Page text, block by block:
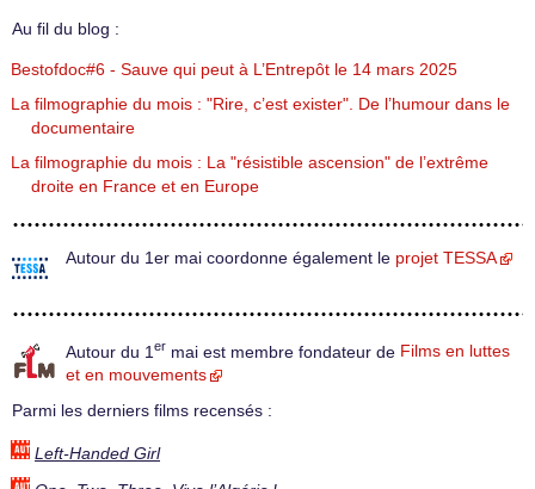
Au fil du blog :
Bestofdoc#6 - Sauve qui peut à L’Entrepôt le 14 mars 2025
La filmographie du mois : "Rire, c’est exister". De l’humour dans le
documentaire
La filmographie du mois : La "résistible ascension" de l’extrême
droite en France et en Europe
Autour du 1er mai coordonne également le projet TESSA
Autour du 1 er mai est membre fondateur de Films en luttes
et en mouvements
Parmi les derniers films recensés :
Left-Handed Girl